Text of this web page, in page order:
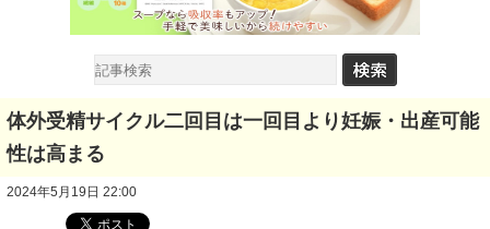
体外受精サイクル二回目は一回目より妊娠・出産可能
性は高まる
2024年5月19日 22:00